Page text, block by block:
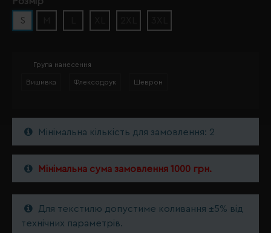
S
Група нанесення
Вишивка Флексодрук Шеврон
Мінімальна кількість для замовлення: 2
Мінімальна сума замовлення 1000 грн.
Для текстилю допустиме коливання ±5% від
технічних параметрів.